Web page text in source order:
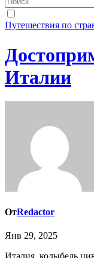
Путешествия по
Италии
ОтRedactor
Янв 29, 2025